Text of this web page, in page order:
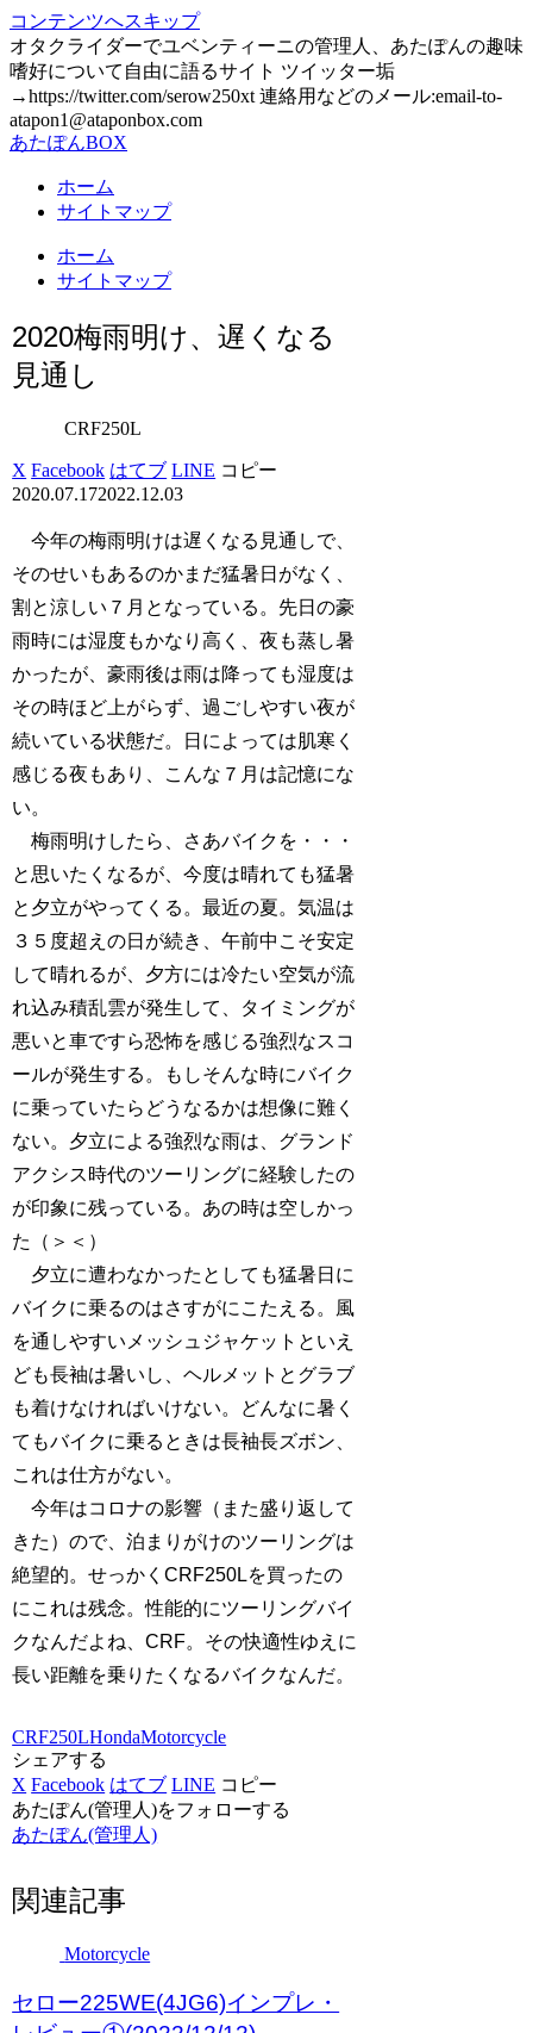
コンテンツへスキップ
オタクライダーでユベンティーニの管理人、あたぽんの趣味
嗜好について自由に語るサイト ツイッター垢
→https://twitter.com/serow250xt 連絡用などのメール:email-to-
atapon1@ataponbox.com
あたぽんBOX
ホーム
サイトマップ
ホーム
サイトマップ
2020梅雨明け、遅くなる
見通し
CRF250L
X Facebook はてブ LINE コピー
2020.07.172022.12.03
今年の梅雨明けは遅くなる見通しで、
そのせいもあるのかまだ猛暑日がなく、
割と涼しい７月となっている。先日の豪
雨時には湿度もかなり高く、夜も蒸し暑
かったが、豪雨後は雨は降っても湿度は
その時ほど上がらず、過ごしやすい夜が
続いている状態だ。日によっては肌寒く
感じる夜もあり、こんな７月は記憶にな
い。
梅雨明けしたら、さあバイクを・・・
と思いたくなるが、今度は晴れても猛暑
と夕立がやってくる。最近の夏。気温は
３５度超えの日が続き、午前中こそ安定
して晴れるが、夕方には冷たい空気が流
れ込み積乱雲が発生して、タイミングが
悪いと車ですら恐怖を感じる強烈なスコ
ールが発生する。もしそんな時にバイク
に乗っていたらどうなるかは想像に難く
ない。夕立による強烈な雨は、グランド
アクシス時代のツーリングに経験したの
が印象に残っている。あの時は空しかっ
た（＞＜）
夕立に遭わなかったとしても猛暑日に
バイクに乗るのはさすがにこたえる。風
を通しやすいメッシュジャケットといえ
ども長袖は暑いし、ヘルメットとグラブ
も着けなければいけない。どんなに暑く
てもバイクに乗るときは長袖長ズボン、
これは仕方がない。
今年はコロナの影響（また盛り返して
きた）ので、泊まりがけのツーリングは
絶望的。せっかくCRF250Lを買ったの
にこれは残念。性能的にツーリングバイ
クなんだよね、CRF。その快適性ゆえに
長い距離を乗りたくなるバイクなんだ。
CRF250LHondaMotorcycle
シェアする
X Facebook はてブ LINE コピー
あたぽん(管理人)をフォローする
あたぽん(管理人)
関連記事
Motorcycle
セロー225WE(4JG6)インプレ・